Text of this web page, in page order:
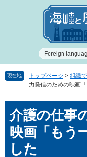
で
ば
Foreign
現在地 トップページ > 組織
力発信のための映画
文介護の仕事
映画「もう
した